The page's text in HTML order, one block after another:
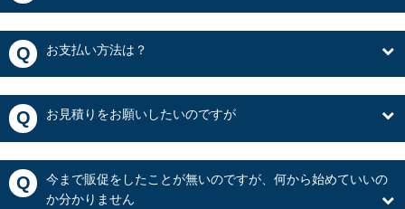
Q お支払い方法は？
Q お見積りをお願いしたいのですが
Q
今まで販促をしたことが無いのですが、何から始めていいの
か分かりません